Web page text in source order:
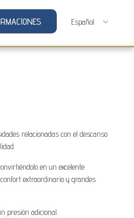
relacionadas con el descanso
en un excelente
extraordinario y grandes
presión adicional.